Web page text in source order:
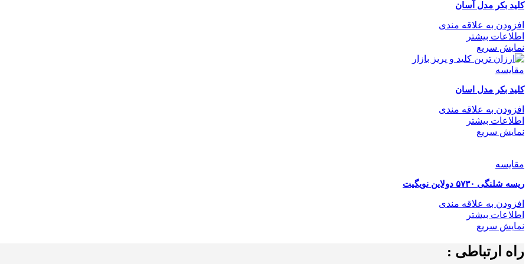
کلید بکر مدل آسان
افزودن به علاقه مندی
اطلاعات بیشتر
نمایش سریع
مقايسه
کلید بکر مدل اسان
افزودن به علاقه مندی
اطلاعات بیشتر
نمایش سریع
مقايسه
ریسه شلنگی ۵۷۳۰ دولاین نویگیت
افزودن به علاقه مندی
اطلاعات بیشتر
نمایش سریع
راه ارتباطی :